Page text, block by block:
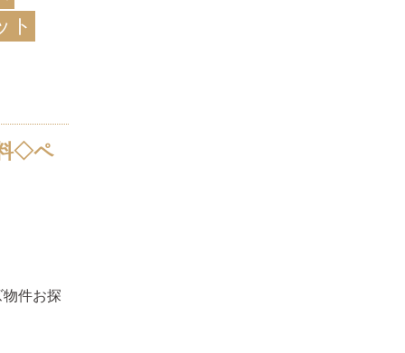
ト
◇ペ
件お探